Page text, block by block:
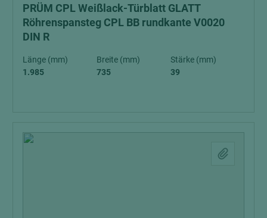
PRÜM CPL Weißlack-Türblatt GLATT
Röhrenspansteg CPL BB rundkante V0020
DIN R
Länge (mm)
1.985
Breite (mm)
735
Stärke (mm)
39